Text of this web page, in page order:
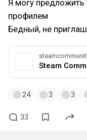
Я могу
профилем
Бедный, не
Steam
24 3 3
33